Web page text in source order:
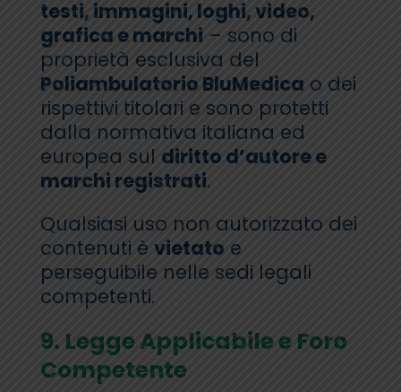
testi, immagini, loghi, video,
grafica e marchi – sono di
proprietà esclusiva del
Poliambulatorio BluMedica o dei
rispettivi titolari e sono protetti
dalla normativa italiana ed
europea sul diritto d’autore e
marchi registrati.
Qualsiasi uso non autorizzato dei
contenuti è vietato e
perseguibile nelle sedi legali
competenti.
9. Legge Applicabile e Foro
Competente